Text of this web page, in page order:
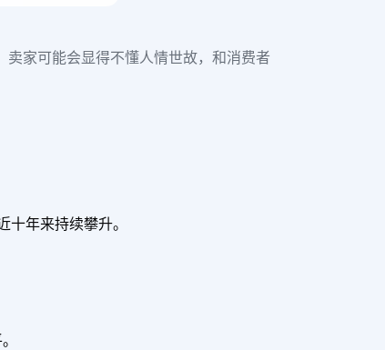
家可能会显得不懂人情世故，和消费者
十年来持续攀升。